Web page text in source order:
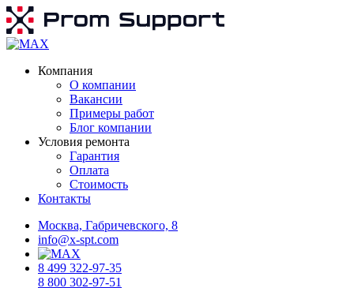
Компания
О компании
Вакансии
Примеры работ
Блог компании
Условия ремонта
Гарантия
Оплата
Стоимость
Контакты
Москва, Габричевского, 8
info@x-spt.com
8 499 322-97-35
8 800 302-97-51